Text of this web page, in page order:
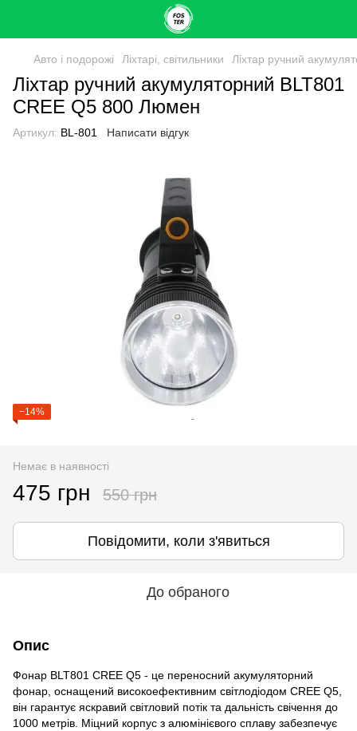
Авто і подорожі Ліхтарі, світильники Ліхтар ручний
Ліхтар ручний акумуляторний BLT801
CREE Q5 800 Люмен
Артикул: BL-801 Написати відгук
−14%
Немає в наявності
475 грн 550 грн
Повідомити, коли з'явиться
До обраного
Опис
Фонар BLT801 CREE Q5 - це переносний акумуляторний
фонар, оснащений високоефективним світлодіодом CREE Q5,
він гарантує яскравий світловий потік та дальність свічення до
1000 метрів. Міцний корпус з алюмінієвого сплаву забезпечує